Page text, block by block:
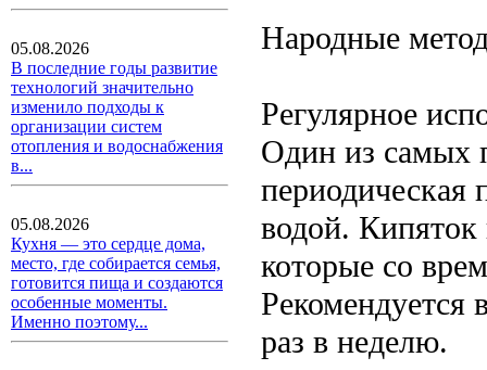
05.08.2026
В последние годы развитие
технологий значительно
изменило подходы к
организации систем
отопления и водоснабжения
в...
05.08.2026
Кухня — это сердце дома,
место, где собирается семья,
готовится пища и создаются
особенные моменты.
Именно поэтому...
Народные
Регулярное
Один из самых
периодическая
водой. Кипяток
которые со
Рекомендуется
раз в неделю.